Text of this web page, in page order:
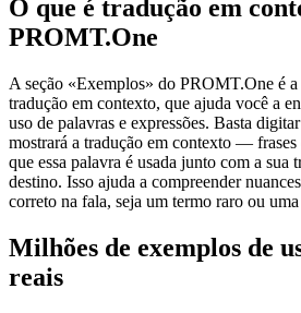
O que é tradução em
PROMT.One
A seção «Exemplos» do PROMT.One é a
tradução em contexto, que ajuda você a
uso de palavras e expressões. Basta
mostrará a tradução em contexto —
que essa palavra é usada junto com a sua
destino. Isso ajuda a compreender
correto na fala, seja um termo raro ou
Milhões de exemplos de
reais